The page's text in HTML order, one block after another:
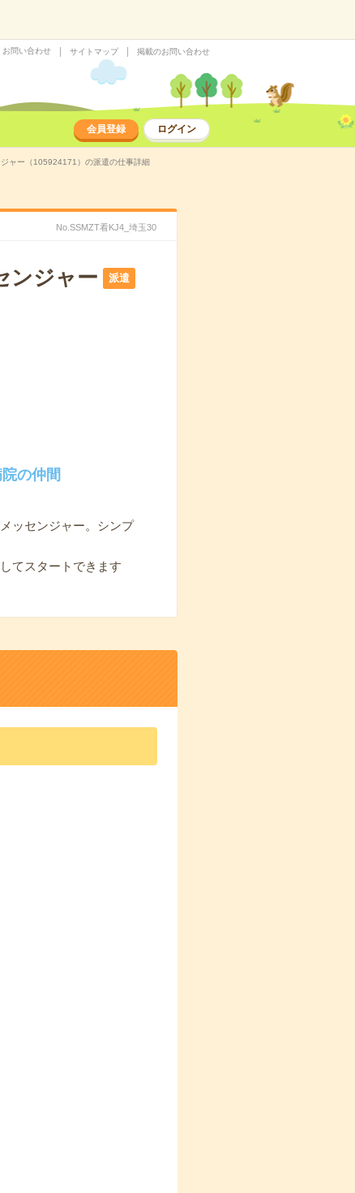
お問い合わせ サイトマップ 掲載のお問い合わせ
会員登録 ログイン
ャー（105924171）の派遣の仕事詳細
No.SSMZT看KJ4_埼玉30
ンジャー 派遣
の仲間
ッセンジャー。シンプ
てスタートできます